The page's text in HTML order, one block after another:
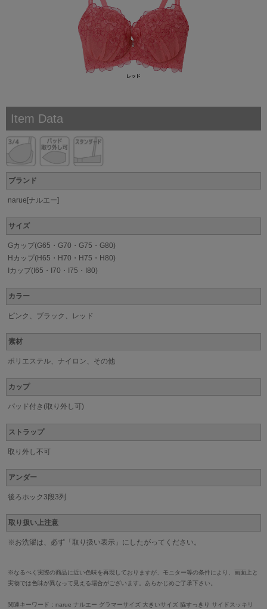
Item Data
ブランド
narue[ナルエー]
サイズ
Gカップ(G65・G70・G75・G80)
Hカップ(H65・H70・H75・H80)
Iカップ(I65・I70・I75・I80)
カラー
ピンク、ブラック、レッド
素材
ポリエステル、ナイロン、その他
カップ
パッド付き(取り外し可)
ストラップ
取り外し不可
アンダー
後ろホック3段3列
取り扱い上注意
※お洗濯は、必ず「取り扱い表示」にしたがってください。
※なるべく実際の商品に近い色味を再現しておりますが、モニター等の条件により、画面上と
実物では色味が異なって見える場合がございます。あらかじめご了承下さい。
関連キーワード：narue ナルエー グラマーサイズ 大きいサイズ 脇すっきり サイドスッキリ